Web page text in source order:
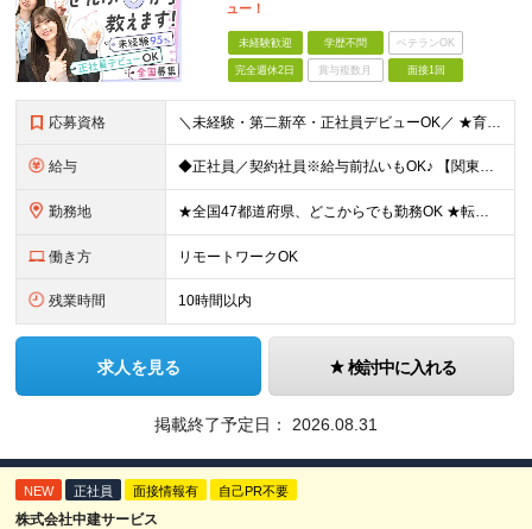
ュー！
未経験歓迎 学歴不問 ベテランOK
完全週休2日 賞与複数月 面接1回
応募資格 ＼未経験・第二新卒・正社員デビューOK／ ★育成前提の採用を実施中！ ■経歴・ブランク不問 ■学歴不問 ≪≪特別なスキルや経験は必要なし！≫≫ 当社では人柄重視の採用を実施しています。 働く先輩社員
給与 ◆正社員／契約社員※給与前払いもOK♪ 【関東（一都三県）】 月給25万円～ ※固定残業代（月20時間分／月3万2383円）を含む。超過分は別途支給。 ※試用期間中の給与は月給23万円～ 【関東（北
勤務地 ★全国47都道府県、どこからでも勤務OK ★転勤なし！腰を据えて活躍◎ ★マイカー通勤OK（拠点による） ★業務に慣れたら、ゆくゆくはリモート併用やフルリモートも可能 全国のお客様先にて勤務していた
働き方 リモートワークOK
残業時間 10時間以内
求人を見る 検討中に入れる
掲載終了予定日： 2026.08.31
NEW 正社員 面接情報有 自己PR不要
株式会社中建サービス